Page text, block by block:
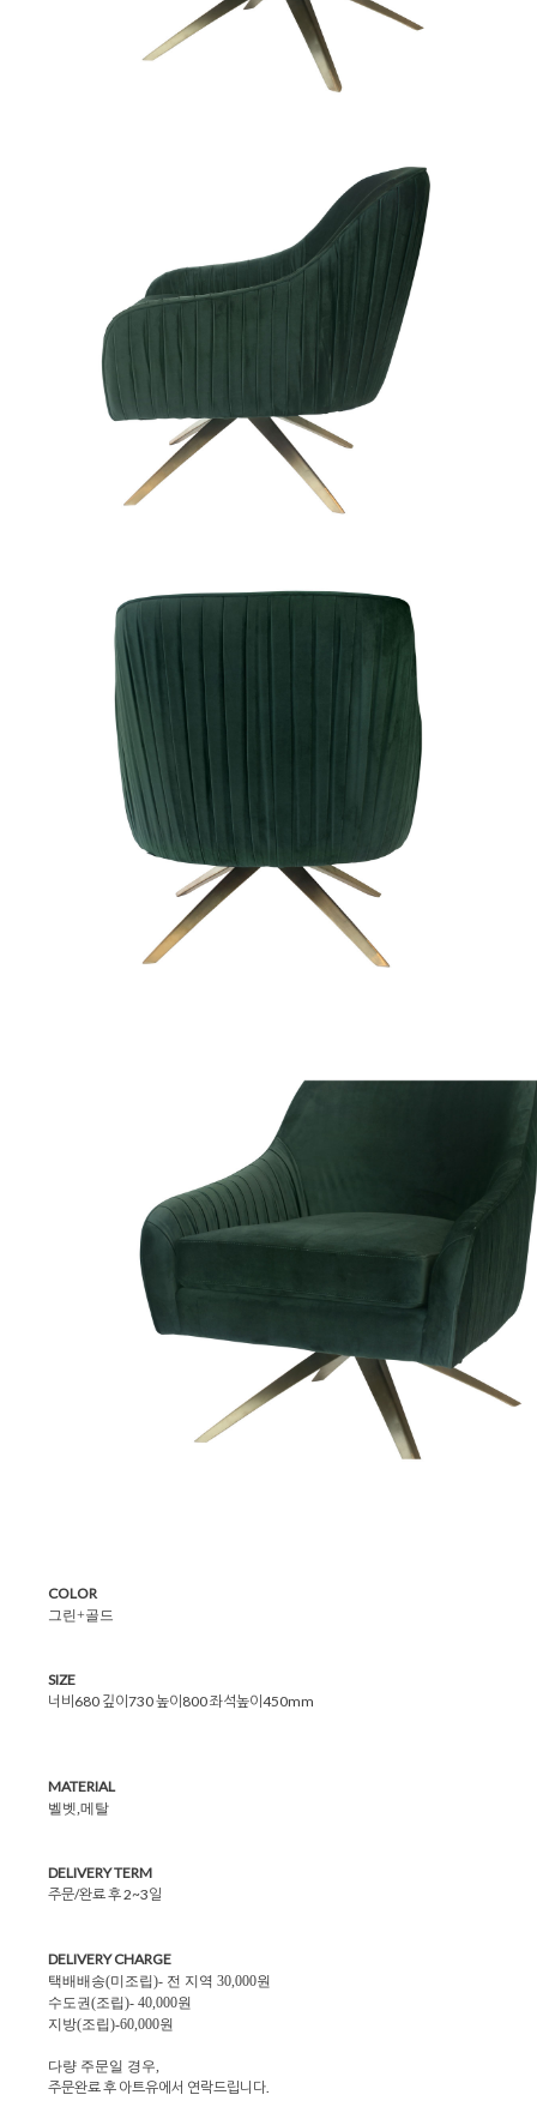
COLOR
그린+골드
SIZE
너비680 깊이730 높이800 좌석높이450mm
MATERIAL
벨벳,메탈
DELIVERY TERM
주문/완료 후 2~3일
DELIVERY CHARGE
택배배송(미조립)- 전 지역 30,000원
수도권(조립)- 40,000원
지방(조립)-60,000원
다량 주문일 경우,
주문완료 후 아트유에서 연락드립니다.